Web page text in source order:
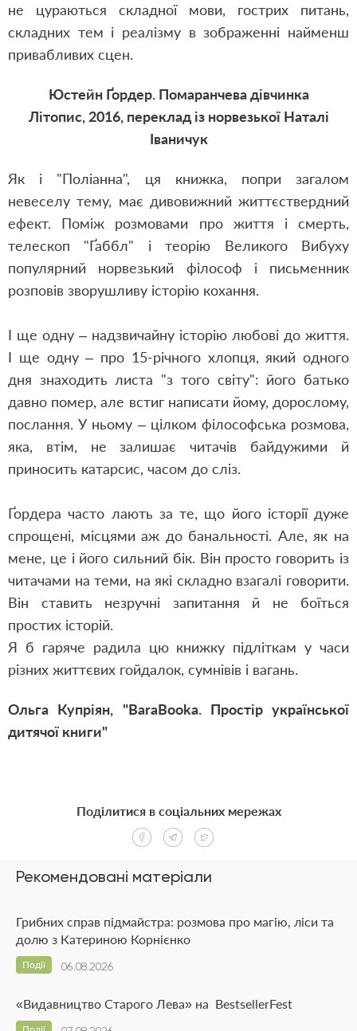
не цураються складної мови, гострих питань,
складних тем і реалізму в зображенні найменш
привабливих сцен.
Юстейн Ґордер. Помаранчева дівчинка
Літопис, 2016, переклад із норвезької Наталі
Іваничук
Як і "Поліанна", ця книжка, попри загалом
невеселу тему, має дивовижний життєствердний
ефект. Поміж розмовами про життя і смерть,
телескоп "Ґаббл" і теорію Великого Вибуху
популярний норвезький філософ і письменник
розповів зворушливу історію кохання.
І ще одну – надзвичайну історію любові до життя.
І ще одну – про 15-річного хлопця, який одного
дня знаходить листа "з того світу": його батько
давно помер, але встиг написати йому, дорослому,
послання. У ньому – цілком філософська розмова,
яка, втім, не залишає читачів байдужими й
приносить катарсис, часом до сліз.
Ґордера часто лають за те, що його історії дуже
спрощені, місцями аж до банальності. Але, як на
мене, це і його сильний бік. Він просто говорить із
читачами на теми, на які складно взагалі говорити.
Він ставить незручні запитання й не боїться
простих історій.
Я б гаряче радила цю книжку підліткам у часи
різних життєвих гойдалок, сумнівів і вагань.
Ольга Купріян, "BaraBooka. Простір української
дитячої книги"
Рекомендовані матеріали
Грибних справ підмайстра: розмова про магію, ліси та
долю з Катериною Корнієнко
06.08.2026
Події
«Видавництво Старого Лева» на BestsellerFest
Поділитися в соціальних мережах